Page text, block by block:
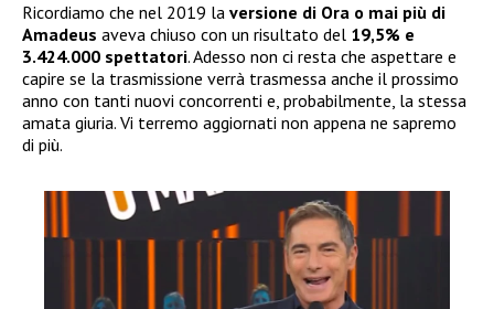
Ricordiamo che nel 2019 la versione di Ora o mai più di
Amadeus aveva chiuso con un risultato del 19,5% e
3.424.000 spettatori. Adesso non ci resta che aspettare e
capire se la trasmissione verrà trasmessa anche il prossimo
anno con tanti nuovi concorrenti e, probabilmente, la stessa
amata giuria. Vi terremo aggiornati non appena ne sapremo
di più.